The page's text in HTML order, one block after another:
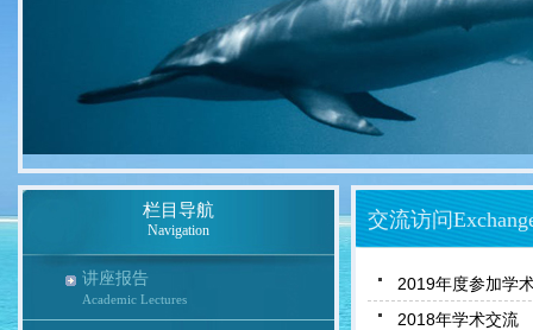
栏目导航
Navigation
讲座报告
Academic Lectures
交流访问
2019年度参加学
2018年学术交流